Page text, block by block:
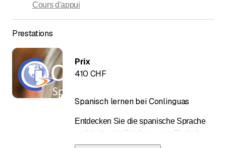
Cours d'appui
Prestations
Spanisch lernen bei Conlinguas
Entdecken Sie die spanische Sprache
und Kultur mit Conlinguas in Thalwil.
Unsere Sprachschule bietet
Prix
410 CHF